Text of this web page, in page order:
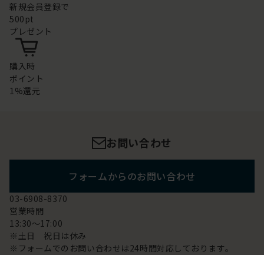
新規会員登録で
500pt
プレゼント
購入時
ポイント
1%還元
お問い合わせ
フォームからのお問い合わせ
03-6908-8370
営業時間
13:30～17:00
※土日 祝日は休み
※フォームでのお問い合わせは24時間対応しております。